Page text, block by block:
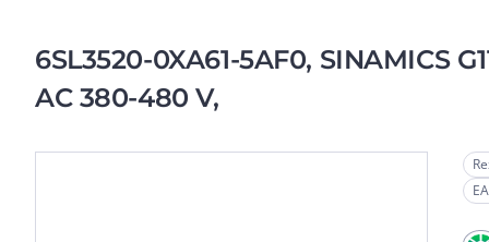
6SL3520-0XA61-5AF0, SINAMICS
AC 380-480 V,